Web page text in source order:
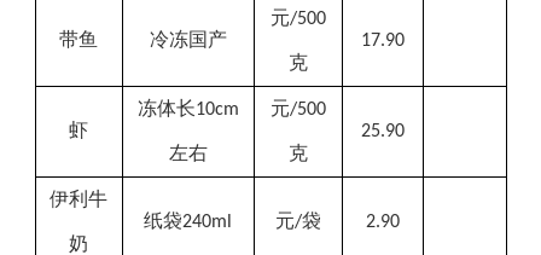
带鱼 冷冻国产
元/500
克
17.90
虾
冻体长10cm
左右
元/500
克
25.90
伊利 牛
奶
纸袋240ml 元/袋 2.90